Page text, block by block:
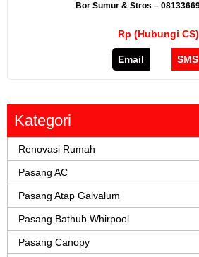
Bor Sumur & Stros –
Rp (Hubungi CS)
Email SMS
Kategori
Renovasi Rumah
Pasang AC
Pasang Atap Galvalum
Pasang Bathub Whirpool
Pasang Canopy